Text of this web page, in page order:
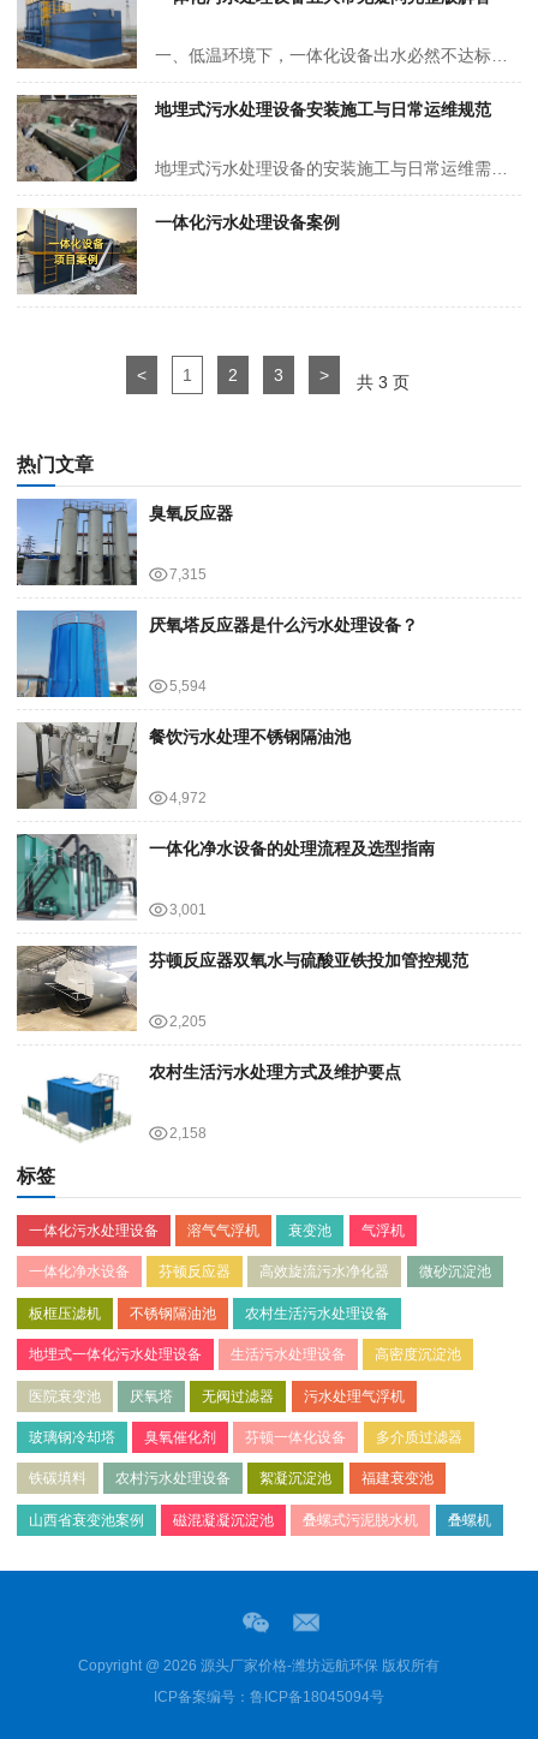
地埋式污水处理设备安装施工与日常运维规范
一体化污水处理设备案例
< 1 2 3 > 共 3 页
热门文章
臭氧反应器
7,315
厌氧塔反应器是什么污水处理设备？
5,594
餐饮污水处理不锈钢隔油池
4,972
一体化净水设备的处理流程及选型指南
3,001
芬顿反应器双氧水与硫酸亚铁投加管控规范
2,205
农村生活污水处理方式及维护要点
2,158
标签
一体化污水处理设备 溶气气浮机 衰变池 气浮机
一体化净水设备 芬顿反应器 高效旋流污水净化器 微砂沉淀池
板框压滤机 不锈钢隔油池 农村生活污水处理设备
地埋式一体化污水处理设备 生活污水处理设备 高密度沉淀池
医院衰变池 厌氧塔 无阀过滤器 污水处理气浮机
玻璃钢冷却塔 臭氧催化剂 芬顿一体化设备 多介质过滤器
铁碳填料 农村污水处理设备 絮凝沉淀池 福建衰变池
山西省衰变池案例 磁混凝凝沉淀池 叠螺式污泥脱水机 叠螺机
Copyright @ 2026 源头厂家价格-潍坊远航环保 版权所有
ICP备案编号：鲁ICP备18045094号